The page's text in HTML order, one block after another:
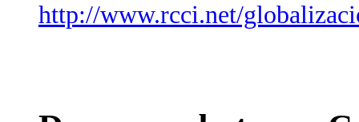
http://www.rcci.net/